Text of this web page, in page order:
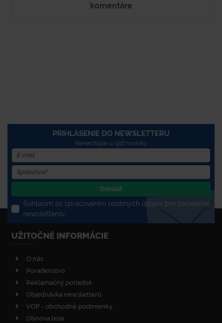
komentáre
PRIHLÁSENIE DO NEWSLETTERU
Nenechajte si újsť novinky
Odoslať
Súhlasím so spracovaním osobných údajov pre zasielanie
newsletterov
UŽITOČNÉ INFORMÁCIE
O nás
Poradenstvo
Reklamačný poriadok
Objednávka newsletterů
VOP - obchodné podmienky
Obnova lesa